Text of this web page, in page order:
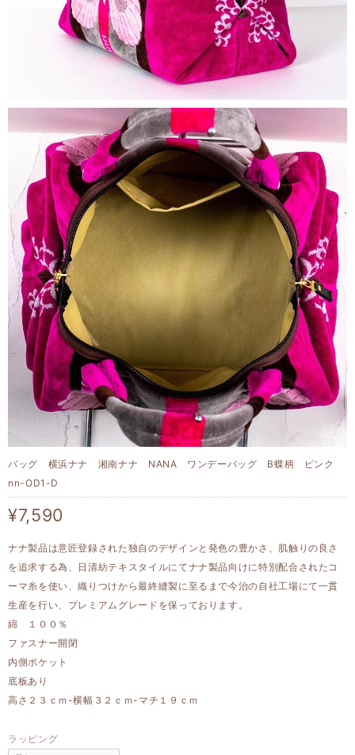
バッグ 横浜ナナ 湘南ナナ NANA ワンデーバッグ B蝶柄 ピンク
nn-OD1-D
¥7,590
ナナ製品は意匠登録された独自のデザインと発色の豊かさ、肌触りの良さ
を追求する為、日清紡テキスタイルにてナナ製品向けに特別配合されたコ
ーマ糸を使い、織りつけから最終縫製に至るまで今治の自社工場にて一貫
生産を行い、プレミアムグレードを保っております。
綿 １００％
ファスナー開閉
内側ポケット
底板あり
高さ２３ｃｍ-横幅３２ｃｍ-マチ１９ｃｍ
ラッピング